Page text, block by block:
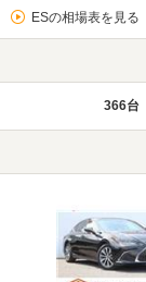
ESの相場表を見る
366台